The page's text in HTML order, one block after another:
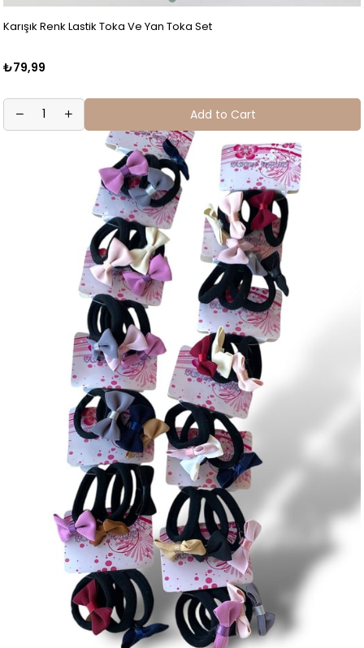
Karışık Renk Lastik Toka Ve Yan Toka Set
₺79,99
Add to Cart